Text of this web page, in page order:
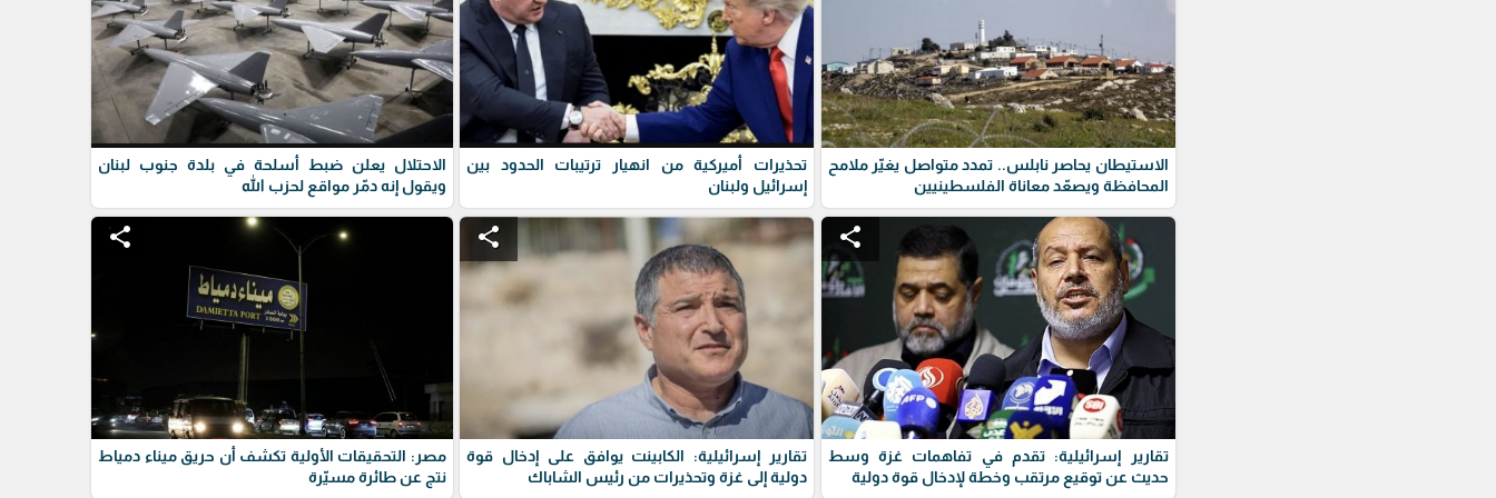
الاستيطان يحاصر نابلس.. تمدد متواصل يغيّر ملامح
المحافظة ويصعّد معاناة الفلسطينيين
تحذيرات أميركية من انهيار ترتيبات الحدود بين
إسرائيل ولبنان
الاحتلال يعلن ضبط أسلحة في بلدة جنوب لبنان
ويقول إنه دمّر مواقع لحزب الله
share
تقارير إسرائيلية: تقدم في تفاهمات غزة وسط
حديث عن توقيع مرتقب وخطة لإدخال قوة دولية
share
تقارير إسرائيلية: الكابينت يوافق على إدخال قوة
دولية إلى غزة وتحذيرات من رئيس الشاباك
share
مصر: التحقيقات الأولية تكشف أن حريق ميناء دمياط
نتج عن طائرة مسيّرة